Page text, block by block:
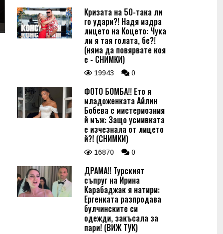
Кризата на 50-така ли
го удари?! Надя издра
лицето на Коцето: Чука
ли я тая голата, бе?!
(няма да повярвате коя
е - СНИМКИ)
19943 0
ФОТО БОМБА!! Ето я
младоженката Айлин
Бобева с мистериозния
й мъж: Защо усмивката
е изчезнала от лицето
й?! (СНИМКИ)
16870 0
ДРАМА!! Турският
съпруг на Ирина
Карабаджак я натири:
Ергенката разпродава
булчинските си
одежди, закъсала за
пари! (ВИЖ ТУК)